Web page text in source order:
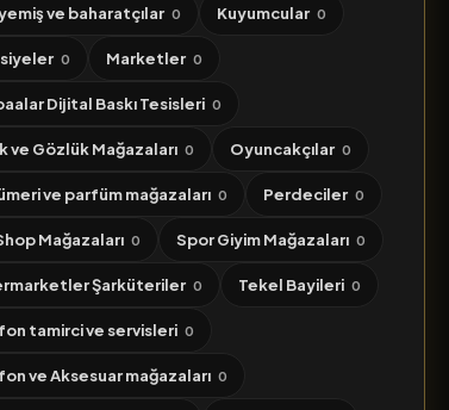
ve baharatçılar 0 Kuyumcular 0
0 Marketler 0
Dijital Baskı Tesisleri 0
ve Gözlük Mağazaları 0 Oyuncakçılar 0
ve parfüm mağazaları 0 Perdeciler 0
Mağazaları 0 Spor Giyim Mağazaları 0
Şarküteriler 0 Tekel Bayileri 0
tamirci ve servisleri 0
ve Aksesuar mağazaları 0